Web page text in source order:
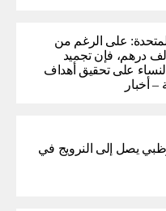
المتحدة: على الرغم من
تكلفته البالغة 15 ألف درهم، فإن تجميد
على تحقيق أهداف
– أخبار
يصل إلى النرويج في